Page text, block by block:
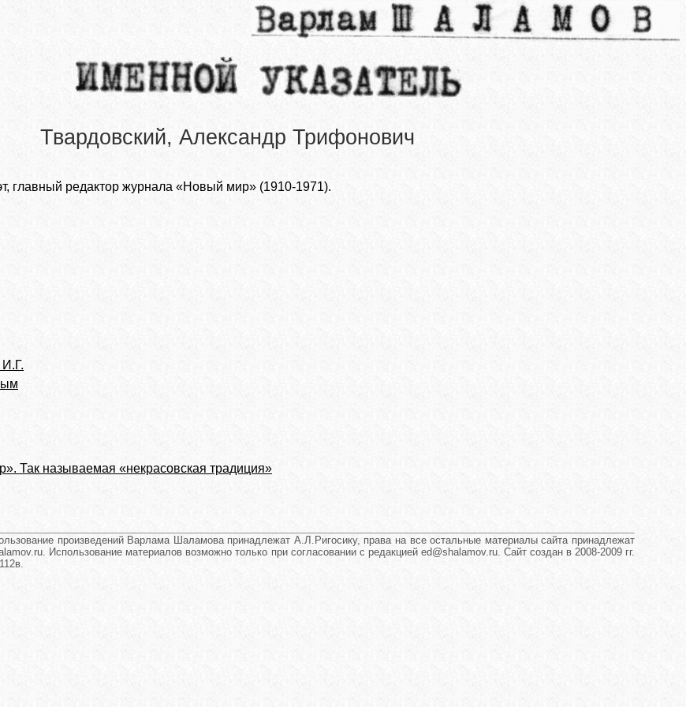
Твардовский, Александр Трифонович
главный редактор журнала «Новый мир» (1910-1971).
Так называемая «некрасовская традиция»
произведений Варлама Шаламова принадлежат А.Л.Ригосику, права на все остальные материалы сайта принадлежат
Использование материалов возможно только при согласовании с редакцией ed@shalamov.ru. Сайт создан в 2008-2009 гг.